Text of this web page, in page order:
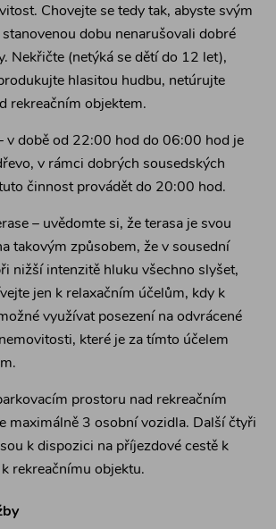
Chovejte se tedy tak, abyste svým
dobu nenarušovali dobré
Nekřičte (netýká se dětí do 12 let),
hlasitou hudbu, netúrujte
rekreačním objektem.
v době od 22:00 hod do 06:00 hod je
v rámci dobrých sousedských
činnost provádět do 20:00 hod.
– uvědomte si, že terasa je svou
takovým způsobem, že v sousední
nižší intenzitě hluku všechno slyšet,
jen k relaxačním účelům, kdy k
využívat posezení na odvrácené
které je za tímto účelem
prostoru nad rekreačním
maximálně 3 osobní vozidla. Další čtyři
k dispozici na příjezdové cestě k
rekreačnímu objektu.